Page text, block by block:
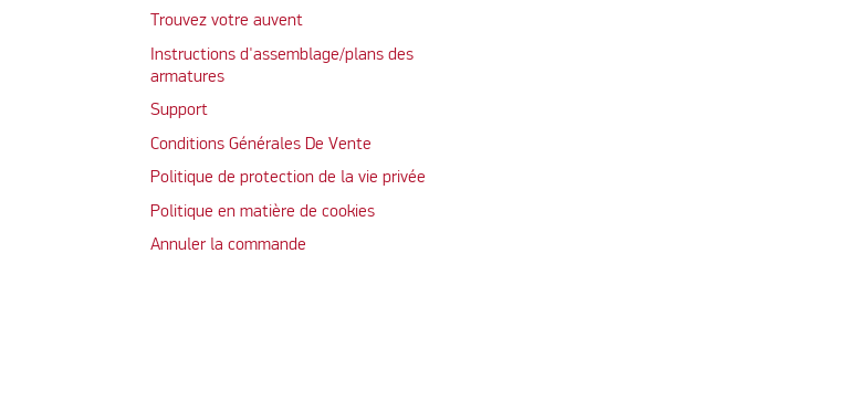
Trouvez votre auvent
Instructions d'assemblage/plans des
armatures
Support
Conditions Générales De Vente
Politique de protection de la vie privée
Politique en matière de cookies
Annuler la commande